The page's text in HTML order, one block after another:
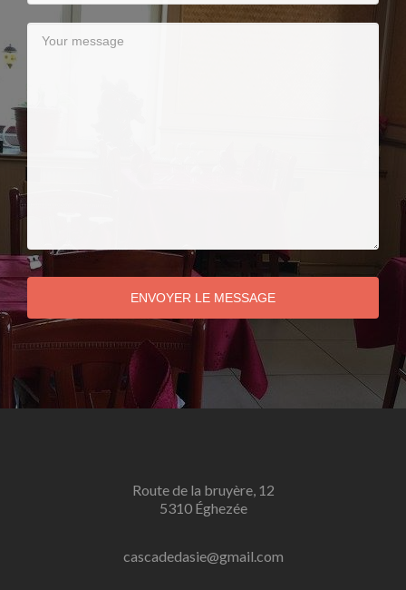
ENVOYER LE MESSAGE
Route de la bruyère, 12
5310 Éghezée
cascadedasie@gmail.com